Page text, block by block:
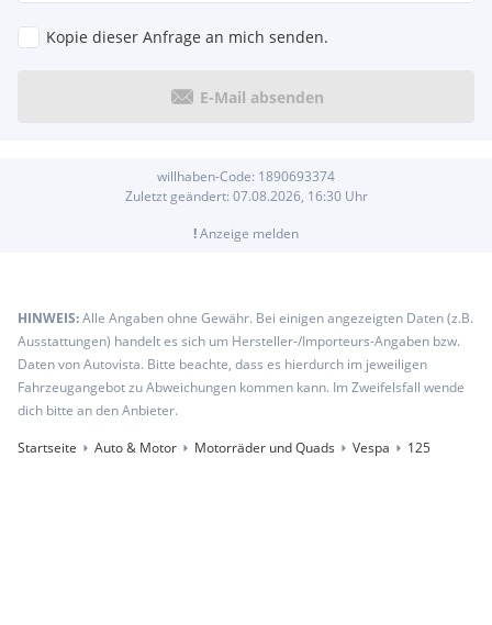
Kopie dieser Anfrage an mich senden.
E-Mail absenden
willhaben-Code: 1890693374
Zuletzt geändert: 07.08.2026, 16:30Uhr
!Anzeige melden
HINWEIS:Alle Angaben ohne Gewähr. Bei einigen angezeigten Daten (z.B.
Ausstattungen) handelt es sich um Hersteller-/Importeurs-Angaben bzw.
Daten von Autovista. Bitte beachte, dass es hierdurch im jeweiligen
Fahrzeugangebot zu Abweichungen kommen kann. Im Zweifelsfall wende
dich bitte an den Anbieter.
Startseite
Auto & Motor Motorräder und Quads Vespa 125